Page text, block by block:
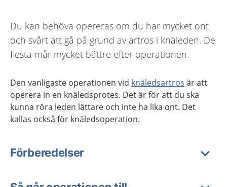
Du kan behöva opereras om du har mycket ont
och svårt att gå på grund av artros i knäleden. De
flesta mår mycket bättre efter operationen.
Den vanligaste operationen vid knäledsartros är att
operera in en knäledsprotes. Det är för att du ska
kunna röra leden lättare och inte ha lika ont. Det
kallas också för knäledsoperation.
Förberedelser